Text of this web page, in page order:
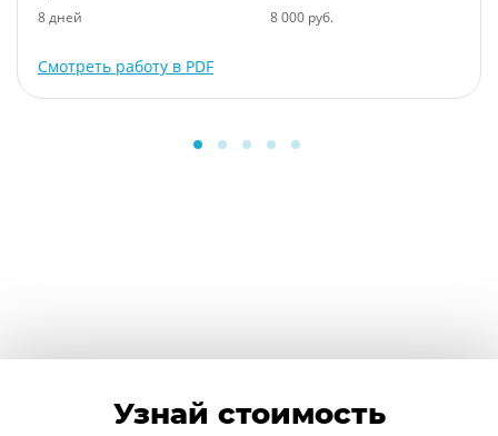
8 дней 8 000 руб.
Смотреть работу в PDF
Узнай стоимость